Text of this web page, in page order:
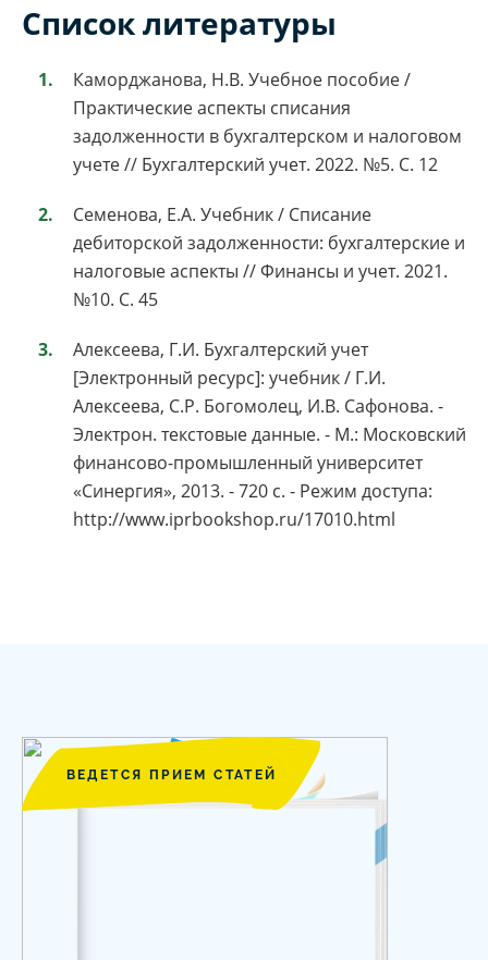
Список литературы
Каморджанова, Н.В. Учебное пособие /
Практические аспекты списания
задолженности в бухгалтерском и налоговом
учете // Бухгалтерский учет. 2022. №5. С. 12
Семенова, Е.А. Учебник / Списание
дебиторской задолженности: бухгалтерские и
налоговые аспекты // Финансы и учет. 2021.
№10. С. 45
Алексеева, Г.И. Бухгалтерский учет
[Электронный ресурс]: учебник / Г.И.
Алексеева, С.Р. Богомолец, И.В. Сафонова. -
Электрон. текстовые данные. - М.: Московский
финансово-промышленный университет
«Синергия», 2013. - 720 c. - Режим доступа:
http://www.iprbookshop.ru/17010.html
ВЕДЕТСЯ ПРИЕМ СТАТЕЙ